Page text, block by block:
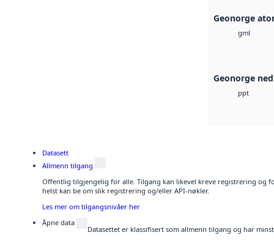
Geonorge
gml
Geonorge
ppt
Datasett
Allmenn tilgang
Offentlig tilgjengelig for alle. Tilgang kan likevel kreve registrering og
helst kan be om slik registrering og/eller API-nøkler.
Les mer om tilgangsnivåer her
Åpne data
Datasettet er klassifisert som allmenn tilgang og har